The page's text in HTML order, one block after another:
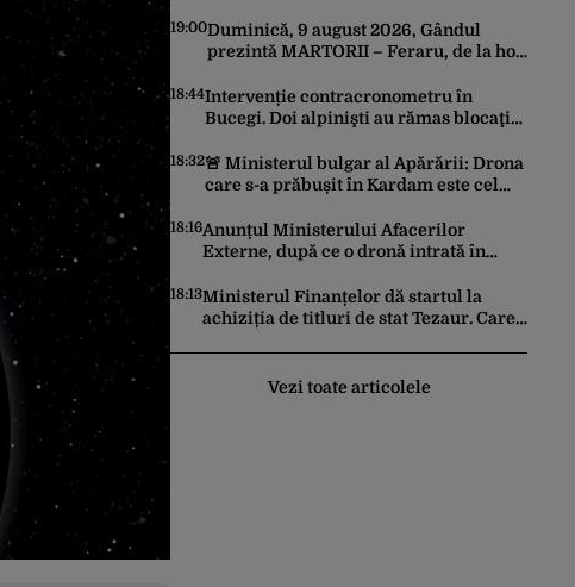
19:00Duminică, 9 august 2026, Gândul
prezintă MARTORII – Feraru, de la hoț,
18:44Intervenție contracronometru în
Bucegi. Doi alpinişti au rămas blocaţi
18:32🚨 Ministerul bulgar al Apărării: Drona
care s-a prăbușit în Kardam este cel
18:16Anunțul Ministerului Afacerilor
Externe, după ce o dronă intrată în
graniță
18:13Ministerul Finanțelor dă startul la
achiziția de titluri de stat Tezaur. Care
Vezi toate articolele